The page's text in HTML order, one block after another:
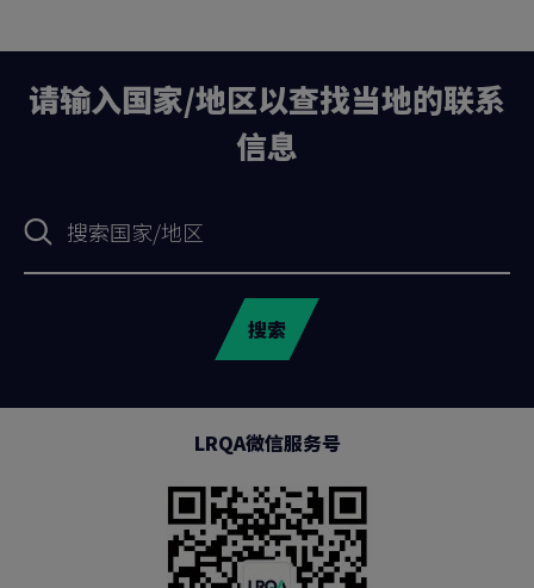
请输入国家/地区以查找当地的联系
信息
搜索
LRQA微信服务号